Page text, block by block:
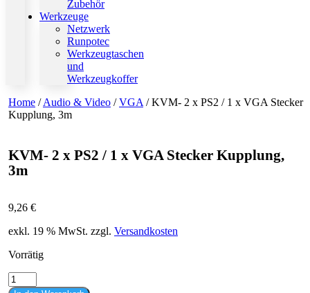
Zubehör
Werkzeuge
Netzwerk
Runpotec
Werkzeugtaschen
und
Werkzeugkoffer
Home /Audio & Video /VGA / KVM- 2 x PS2 / 1 x VGA Stecker
Kupplung, 3m
KVM- 2 x PS2 / 1 x VGA Stecker Kupplung,
3m
9,26 €
exkl. 19 % MwSt. zzgl. Versandkosten
Vorrätig
KVM-
2